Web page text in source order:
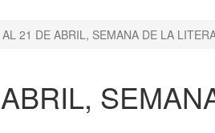
21 DE ABRIL, SEMANA DE LA